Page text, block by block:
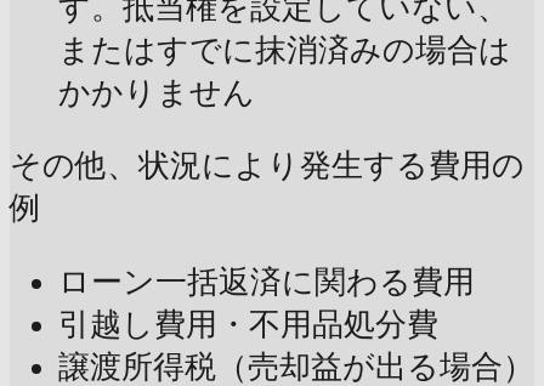
す。抵当権を設定していない、
またはすでに抹消済みの場合は
かかりません
その他、状況により発生する費用の
例
ローン一括返済に関わる費用
引越し費用・不用品処分費
譲渡所得税（売却益が出る場合）